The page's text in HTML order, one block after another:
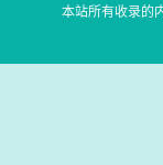
本站所有收录的